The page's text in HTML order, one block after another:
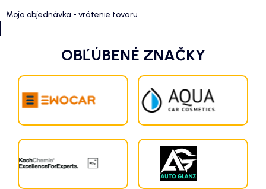
Moja objednávka - vrátenie tovaru
OBĽÚBENÉ ZNAČKY